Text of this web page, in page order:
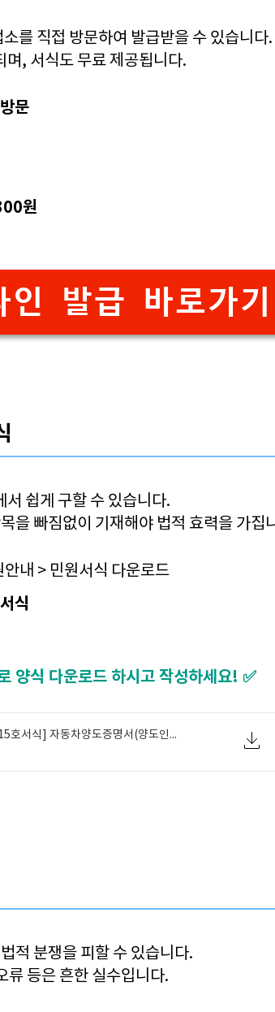
를 직접 방문하여 발급받을 수 있습니다.
며, 서식도 무료 제공됩니다.
문
원
인 발급 바로가기
쉽게 구할 수 있습니다.
을 빠짐없이 기재해야 법적 효력을 가집
내 > 민원서식 다운로드
식
양식 다운로드 하시고 작성하세요! ✅
[별지 제15호서식] 자동차양도증명서(양도인ㆍ양수인 직접 거래용) (1).hwp
적 분쟁을 피할 수 있습니다.
류 등은 흔한 실수입니다.